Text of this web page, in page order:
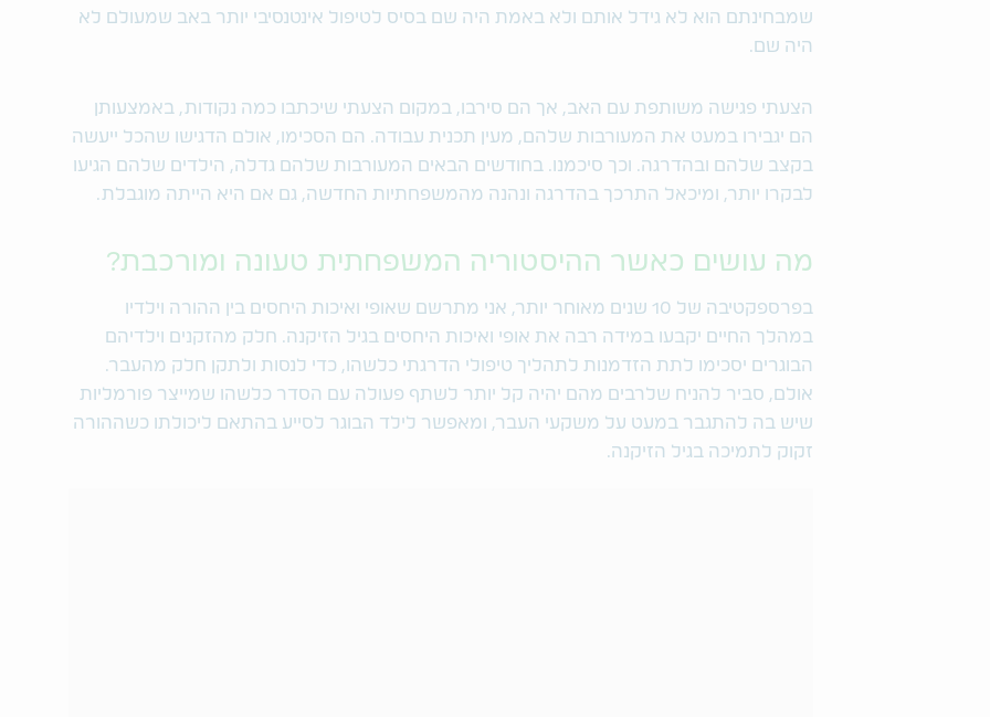
שמבחינתם הוא לא גידל אותם ולא באמת היה שם בסיס לטיפול אינטנסיבי יותר באב שמעולם לא
היה שם.
הצעתי פגישה משותפת עם האב, אך הם סירבו, במקום הצעתי שיכתבו כמה נקודות, באמצעותן
הם יגבירו במעט את המעורבות שלהם, מעין תכנית עבודה. הם הסכימו, אולם הדגישו שהכל ייעשה
בקצב שלהם ובהדרגה. וכך סיכמנו. בחודשים הבאים המעורבות שלהם גדלה, הילדים שלהם הגיעו
לבקרו יותר, ומיכאל התרכך בהדרגה ונהנה מהמשפחתיות החדשה, גם אם היא הייתה מוגבלת.
מה עושים כאשר ההיסטוריה המשפחתית טעונה ומורכבת?
בפרספקטיבה של 10 שנים מאוחר יותר, אני מתרשם שאופי ואיכות היחסים בין ההורה וילדיו
במהלך החיים יקבעו במידה רבה את אופי ואיכות היחסים בגיל הזיקנה. חלק מהזקנים וילדיהם
הבוגרים יסכימו לתת הזדמנות לתהליך טיפולי הדרגתי כלשהו, כדי לנסות ולתקן חלק מהעבר.
אולם, סביר להניח שלרבים מהם יהיה קל יותר לשתף פעולה עם הסדר כלשהו שמייצר פורמליות
שיש בה להתגבר במעט על משקעי העבר, ומאפשר לילד הבוגר לסייע בהתאם ליכולתו כשההורה
זקוק לתמיכה בגיל הזיקנה.